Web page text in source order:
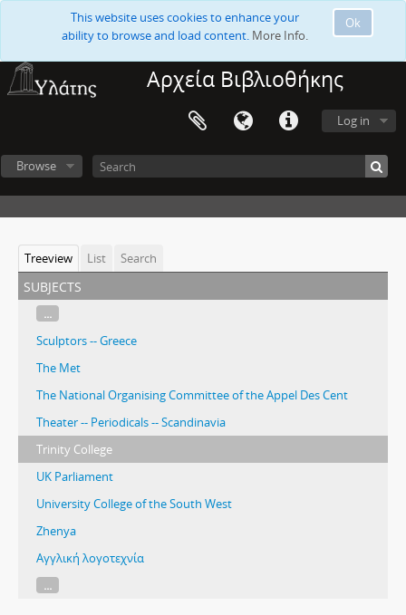
Ok
This website uses cookies to enhance your
ability to browse and load content. More Info.
Αρχεία Βιβλιοθήκης
Log in
Browse
Treeview List Search
subjects
...
Sculptors -- Greece
The Met
The National Organising Committee of the Appel Des Cent
Theater -- Periodicals -- Scandinavia
Trinity College
UK Parliament
University College of the South West
Zhenya
Αγγλική λογοτεχνία
...